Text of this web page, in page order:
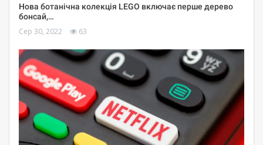
Нова ботанічна колекція LEGO включає перше дерево
бонсай,…
Сер 30, 2022 63